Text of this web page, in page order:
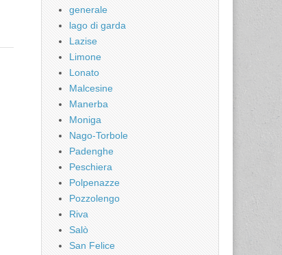
generale
lago di garda
Lazise
Limone
Lonato
Malcesine
Manerba
Moniga
Nago-Torbole
Padenghe
Peschiera
Polpenazze
Pozzolengo
Riva
Salò
San Felice